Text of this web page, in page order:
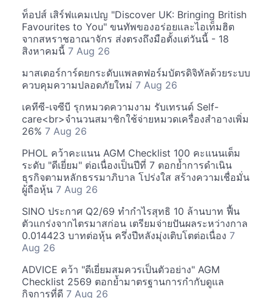
ท็อปส์ เสิร์ฟแคมเปญ "Discover UK: Bringing British
Favourites to You" ขนทัพของอร่อยและไอเท็มฮิต
จากสหราชอาณาจักร ส่งตรงถึงมือตั้งแต่วันนี้ - 18
สิงหาคมนี้ 7 Aug 26
มาสเตอร์การ์ดยกระดับแพลตฟอร์มบัตรดิจิทัลด้วยระบบ
ควบคุมความปลอดภัยใหม่ 7 Aug 26
เคทีซี-เจซีบี รุกหมวดความงาม รับเทรนด์ Self-
care<br>จำนวนสมาชิกใช้จ่ายหมวดเครื่องสำอางเพิ่ม
26% 7 Aug 26
PHOL คว้าคะแนน AGM Checklist 100 คะแนนเต็ม
ระดับ "ดีเยี่ยม" ต่อเนื่องเป็นปีที่ 7 ตอกย้ำการดำเนิน
ธุรกิจตามหลักธรรมาภิบาล โปร่งใส สร้างความเชื่อมั่น
ผู้ถือหุ้น 7 Aug 26
SINO ประกาศ Q2/69 ทำกำไรสุทธิ 10 ล้านบาท ฟื้น
ตัวแกร่งจากไตรมาสก่อน เตรียมจ่ายปันผลระหว่างกาล
0.014423 บาทต่อหุ้น ครึ่งปีหลังมุ่งเติบโตต่อเนื่อง 7
Aug 26
ADVICE คว้า "ดีเยี่ยมสมควรเป็นตัวอย่าง" AGM
Checklist 2569 ตอกย้ำมาตรฐานการกำกับดูแล
กิจการที่ดี 7 Aug 26